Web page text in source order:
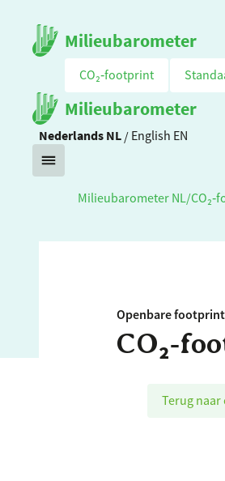
Milieubarometer
CO₂‑footprint
Milieubarometer
Nederlands NL / English EN
Milieubarometer NL /
Openbare
Terug